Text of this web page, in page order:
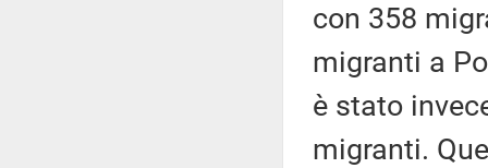
con 358
migranti a
è stato
migranti.